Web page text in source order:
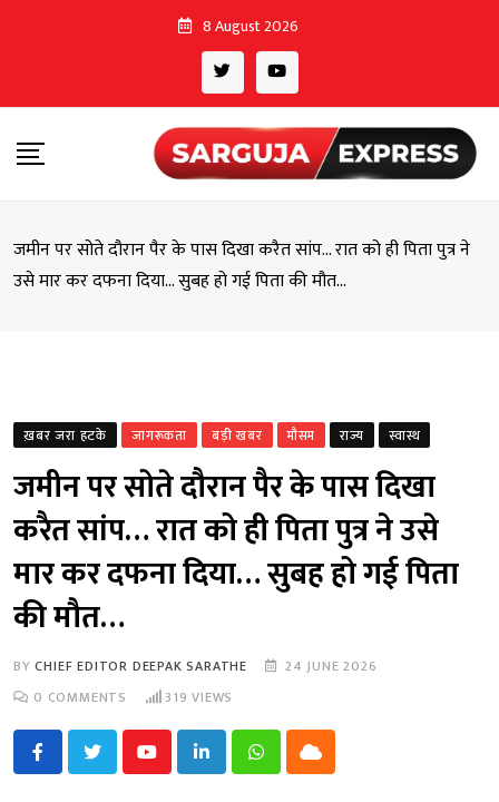
8 August 2026
जमीन पर सोते दौरान पैर के पास दिखा करैत सांप… रात को ही पिता पुत्र ने
उसे मार कर दफना दिया… सुबह हो गई पिता की मौत…
ख़बर जरा हटके जागरूकता बड़ी खबर मौसम राज्य स्वास्थ
जमीन पर सोते दौरान पैर के पास दिखा
करैत सांप… रात को ही पिता पुत्र ने उसे
मार कर दफना दिया… सुबह हो गई पिता
की मौत…
BYCHIEF EDITOR DEEPAK SARATHE
24 JUNE 2026
0 COMMENTS 319 VIEWS
YoutubeLinkedInWhatsappCloud